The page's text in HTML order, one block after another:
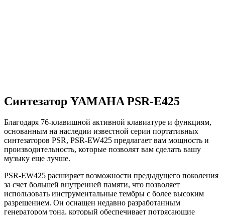
Синтезатор YAMAHA PSR-E425
Благодаря 76-клавишной активной клавиатуре и функциям,
основанным на наследии известной серии портативных
синтезаторов PSR, PSR-EW425 предлагает вам мощность и
производительность, которые позволят вам сделать вашу
музыку еще лучше.
PSR-EW425 расширяет возможности предыдущего поколения
за счет большей внутренней памяти, что позволяет
использовать инструментальные тембры с более высоким
разрешением. Он оснащен недавно разработанным
генератором тона, который обеспечивает потрясающие